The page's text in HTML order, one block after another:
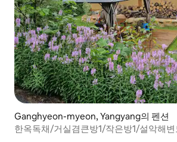
Ganghyeon-myeon, Yangyang의 펜션
한옥독채/거실겸큰방1/작은방1/설악해